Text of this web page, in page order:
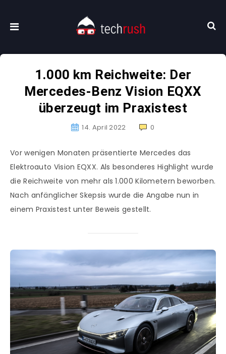
1.000 km Reichweite: Der
Mercedes-Benz Vision EQXX
überzeugt im Praxistest
14. April 2022 0
Vor wenigen Monaten präsentierte Mercedes das
Elektroauto Vision EQXX. Als besonderes Highlight wurde
die Reichweite von mehr als 1.000 Kilometern beworben.
Nach anfänglicher Skepsis wurde die Angabe nun in
einem Praxistest unter Beweis gestellt.